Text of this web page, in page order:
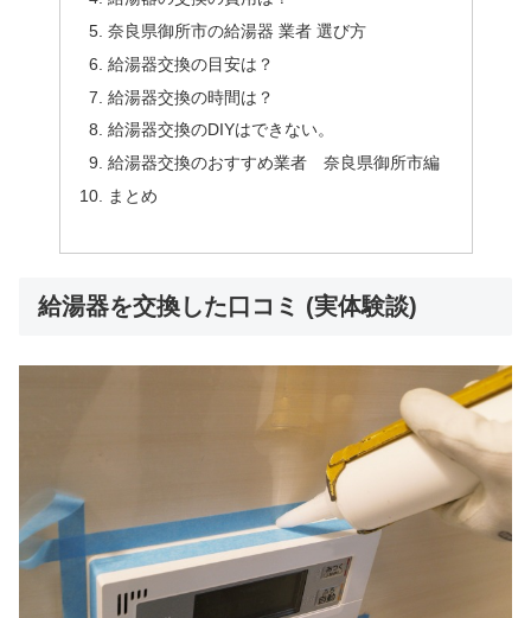
奈良県御所市の給湯器 業者 選び方
給湯器交換の目安は？
給湯器交換の時間は？
給湯器交換のDIYはできない。
給湯器交換のおすすめ業者 奈良県御所市編
まとめ
給湯器を交換した口コミ (実体験談)